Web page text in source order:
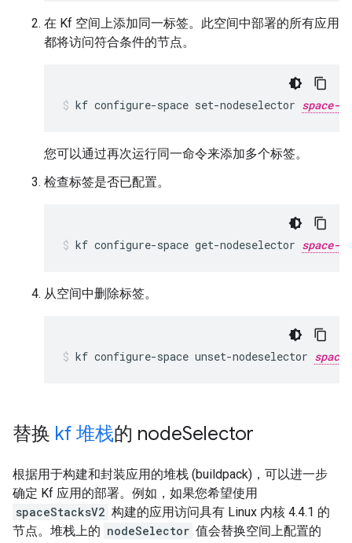
在 Kf 空间上添加同一标签。此空间中部署的所有应用
都将访问符合条件的节点。
kf configure-space set-nodeselector space-
您可以通过再次运行同一命令来添加多个标签。
检查标签是否已配置。
kf configure-space get-nodeselector space-
从空间中删除标签。
kf configure-space unset-nodeselector space-
替换 kf 堆栈的 nodeSelector
根据用于构建和封装应用的堆栈 (buildpack)，可以进一步
确定 Kf 应用的部署。例如，如果您希望使用
spaceStacksV2 构建的应用访问具有 Linux 内核 4.4.1 的
节点。堆栈上的 nodeSelector 值会替换空间上配置的